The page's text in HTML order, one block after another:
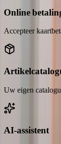
Online
Accepteer
Uw eigen
AI-assistent